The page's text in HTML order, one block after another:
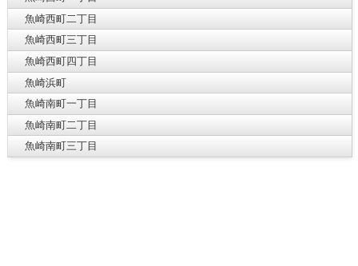
魚崎西町二丁目
魚崎西町三丁目
魚崎西町四丁目
魚崎浜町
魚崎南町一丁目
魚崎南町二丁目
魚崎南町三丁目